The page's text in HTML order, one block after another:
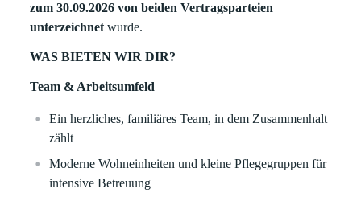
zum 30.09.2026 von beiden Vertragsparteien
unterzeichnet wurde.
WAS BIETEN WIR DIR?
Team & Arbeitsumfeld
Ein herzliches, familiäres Team, in dem Zusammenhalt
zählt
Moderne Wohneinheiten und kleine Pflegegruppen für
intensive Betreuung